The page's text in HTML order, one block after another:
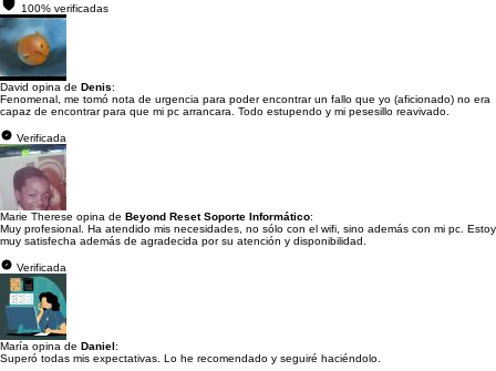
100% verificadas
David opina de Denis:
Fenomenal, me tomó nota de urgencia para poder encontrar un fallo que yo (aficionado) no era
capaz de encontrar para que mi pc arrancara. Todo estupendo y mi pesesillo reavivado.
Verificada
Marie Therese opina de Beyond Reset Soporte Informático:
Muy profesional. Ha atendido mis necesidades, no sólo con el wifi, sino además con mi pc. Estoy
muy satisfecha además de agradecida por su atención y disponibilidad.
Verificada
María opina de Daniel:
Superó todas mis expectativas. Lo he recomendado y seguiré haciéndolo.